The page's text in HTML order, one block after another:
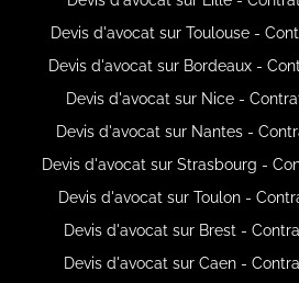
Devis d'avocat sur Toulouse -
Devis d'avocat sur Bordeaux -
Devis d'avocat sur Nice -
Devis d'avocat sur Nantes -
Devis d'avocat sur Strasbourg -
Devis d'avocat sur Toulon -
Devis d'avocat sur Brest -
Devis d'avocat sur Caen -